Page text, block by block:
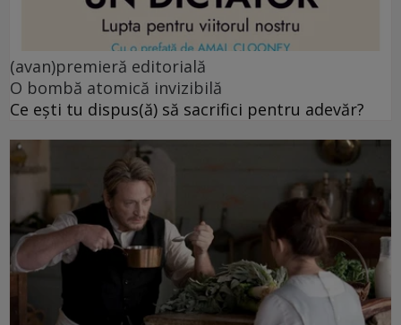
(avan)premieră editorială
O bombă atomică invizibilă
Ce ești tu dispus(ă) să sacrifici pentru adevăr?